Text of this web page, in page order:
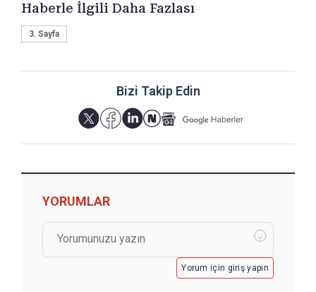
Haberle İlgili Daha Fazlası
3. Sayfa
Bizi Takip Edin
YORUMLAR
Yorum için giriş yapın